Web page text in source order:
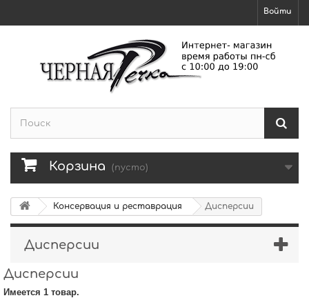
Войти
Корзина (пусто)
Консервация и реставрация Дисперсии
Дисперсии
Дисперсии
Имеется 1 товар.